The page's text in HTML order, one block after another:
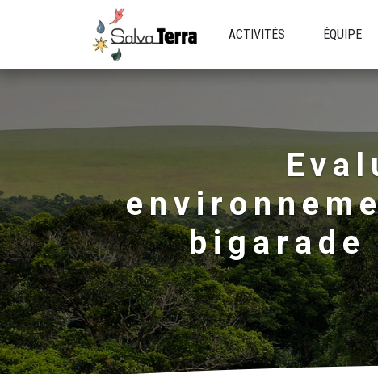
ACTIVITÉS ÉQUIPE